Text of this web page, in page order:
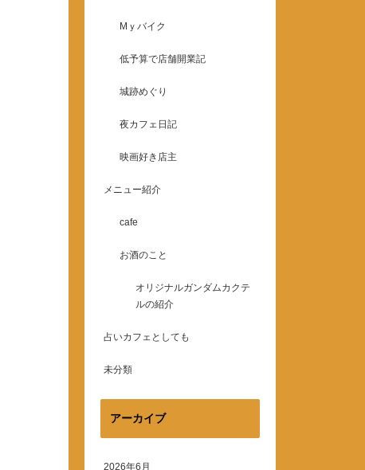
Mｙバイク
低予算で店舗開業記
城跡めぐり
夜カフェ日記
映画好き店主
メニュー紹介
cafe
お酒のこと
オリジナルガンダムカクテ
ルの紹介
占いカフェとしても
未分類
アーカイブ
2026年6月